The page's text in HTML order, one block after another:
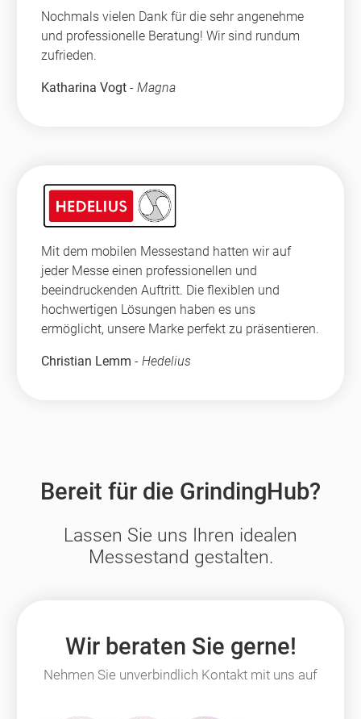
Nochmals vielen Dank für die sehr angenehme
und professionelle Beratung! Wir sind rundum
zufrieden.
Katharina Vogt - Magna
Mit dem mobilen Messestand hatten wir auf
jeder Messe einen professionellen und
beeindruckenden Auftritt. Die flexiblen und
hochwertigen Lösungen haben es uns
ermöglicht, unsere Marke perfekt zu präsentieren.
Christian Lemm - Hedelius
Bereit für die GrindingHub?
Lassen Sie uns Ihren idealen
Messestand gestalten.
Wir beraten Sie gerne!
Nehmen Sie unverbindlich Kontakt mit uns auf